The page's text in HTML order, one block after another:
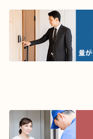
↓パソコンでご覧頂
って下さい↓